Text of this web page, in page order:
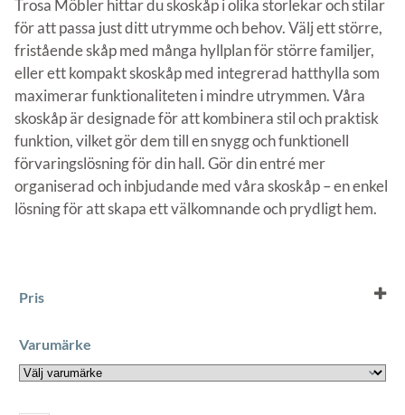
Trosa Möbler hittar du skoskåp i olika storlekar och stilar
för att passa just ditt utrymme och behov. Välj ett större,
fristående skåp med många hyllplan för större familjer,
eller ett kompakt skoskåp med integrerad hatthylla som
maximerar funktionaliteten i mindre utrymmen. Våra
skoskåp är designade för att kombinera stil och praktisk
funktion, vilket gör dem till en snygg och funktionell
förvaringslösning för din hall. Gör din entré mer
organiserad och inbjudande med våra skoskåp – en enkel
lösning för att skapa ett välkomnande och prydligt hem.
Pris
Varumärke